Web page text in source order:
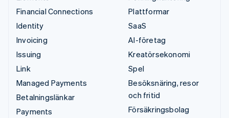
Financial Connections
Identity
Invoicing
Issuing
Link
Managed Payments
Betalningslänkar
Payments
Plattformar
SaaS
AI-företag
Kreatörsekonomi
Spel
Besöksnäring, resor
och fritid
Försäkringsbolag